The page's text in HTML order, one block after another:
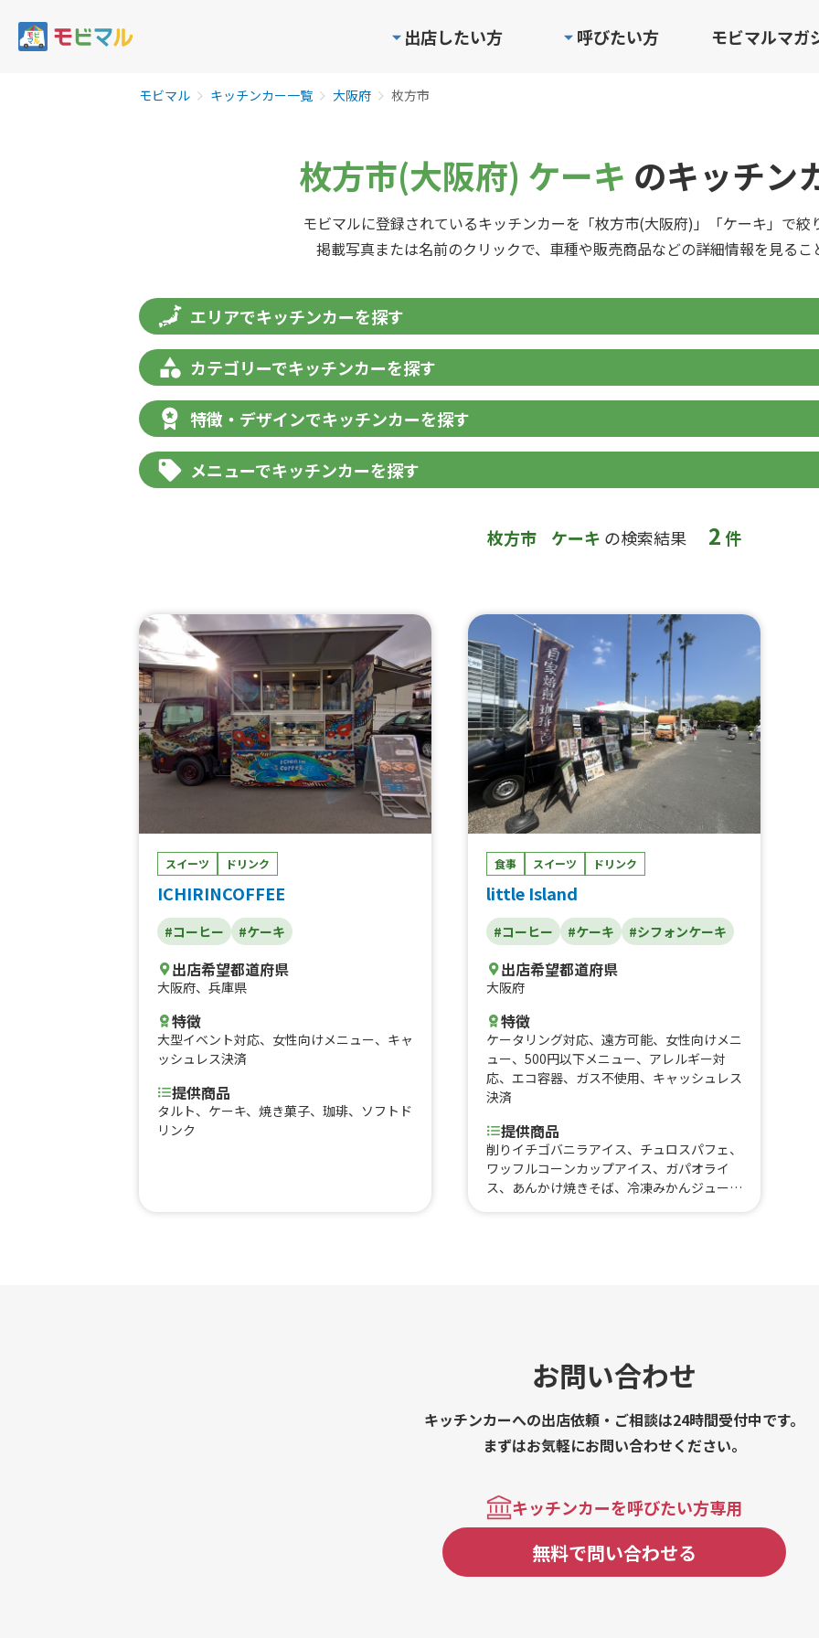
出店したい方 呼びたい方 モビマルマガ
モビマル キッチンカー一覧 大阪府 枚方市
枚方市(大阪府) ケーキ のキッチン
モビマルに登録されているキッチンカーを「枚方市(大阪府)」「ケーキ」で絞
掲載写真または名前のクリックで、車種や販売商品などの詳細情報を見るこ
エリアでキッチンカーを探す
カテゴリーでキッチンカーを探す
特徴・デザインでキッチンカーを探す
メニューでキッチンカーを探す
枚方市 ケーキ の検索結果 2件
スイーツ ドリンク
ICHIRINCOFFEE
#コーヒー #ケーキ
出店希望都道府県
大阪府、 兵庫県
特徴
大型イベント対応、 女性向けメニュー、 キャ
ッシュレス決済
提供商品
タルト、ケーキ、焼き菓子、珈琲、ソフトド
リンク
食事 スイーツ ドリンク
little Island
#コーヒー #ケーキ #シフォンケーキ
出店希望都道府県
大阪府
特徴
ケータリング対応、 遠方可能、 女性向けメニ
ュー、 500円以下メニュー、 アレルギー対
応、 エコ容器、 ガス不使用、 キャッシュレス
決済
提供商品
削りイチゴバニラアイス、チュロスパフェ、
ワッフルコーンカップアイス、ガパオライ
ス、あんかけ焼きそば、冷凍みかんジュー
のフルーツ串、季節のパフェ、カップアイ
ス、コーヒーフロート、ドリンク、シャカシ
ス、チャイ、カップシフォン、チョコミルク
ドリンク、カップアイス、カフェラテ、カフ
ェラテ フレーバーラテ、カップ総菜、悠々
ーゼリーフロート、冷やしブリュレシフォ
ン、コーヒー、シフォンケーキ
お問い合わせ
キッチンカーへの出店依頼・ご相談は24時間受付中です。
まずはお気軽にお問い合わせください。
キッチンカーを呼びたい方専用
無料で問い合わせる